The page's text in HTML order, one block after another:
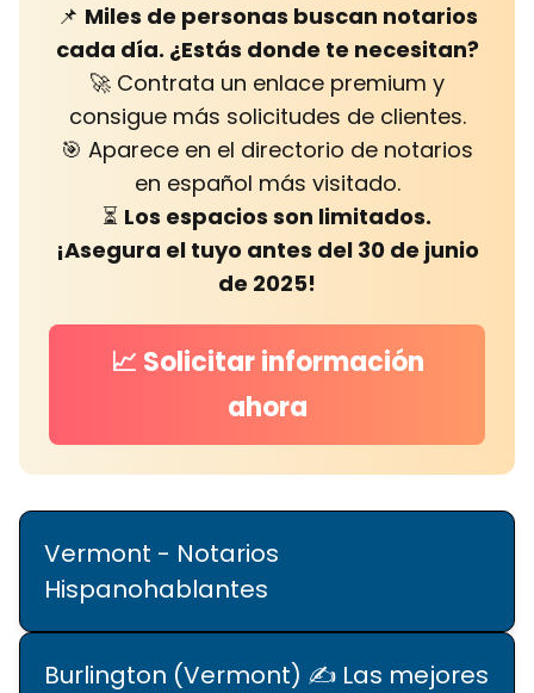
📌 Miles de personas buscan notarios
cada día. ¿Estás donde te necesitan?
🚀 Contrata un enlace premium y
consigue más solicitudes de clientes.
🎯 Aparece en el directorio de notarios
en español más visitado.
⏳ Los espacios son limitados.
¡Asegura el tuyo antes del 30 de junio
de 2025!
📈 Solicitar información
ahora
Vermont - Notarios
Hispanohablantes
Burlington (Vermont) ✍️ Las mejores